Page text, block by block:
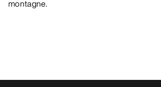
montagne.